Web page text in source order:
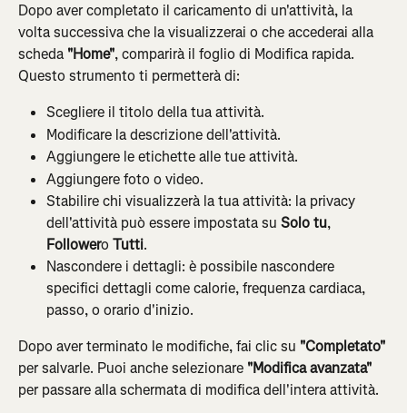
Dopo aver completato il caricamento di un'attività, la
volta successiva che la visualizzerai o che accederai alla
scheda "Home", comparirà il foglio di Modifica rapida.
Questo strumento ti permetterà di:
Scegliere il titolo della tua attività.
Modificare la descrizione dell'attività.
Aggiungere le etichette alle tue attività.
Aggiungere foto o video.
Stabilire chi visualizzerà la tua attività: la privacy
dell'attività può essere impostata su Solo tu,
Followero Tutti.
Nascondere i dettagli: è possibile nascondere
specifici dettagli come calorie, frequenza cardiaca,
passo, o orario d'inizio.
Dopo aver terminato le modifiche, fai clic su "Completato"
per salvarle. Puoi anche selezionare "Modifica avanzata"
per passare alla schermata di modifica dell'intera attività.